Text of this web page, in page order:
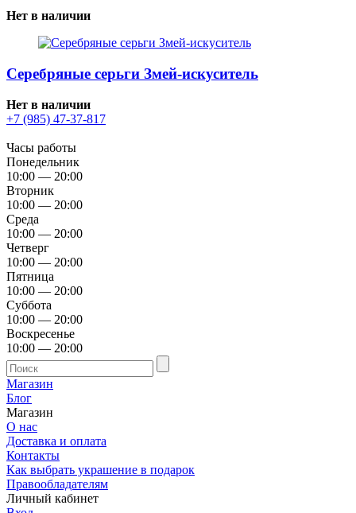
Нет в наличии
Серебряные серьги Змей-искуситель
Нет в наличии
+7 (985) 47-37-817
Часы работы
Понедельник
10:00 — 20:00
Вторник
10:00 — 20:00
Среда
10:00 — 20:00
Четверг
10:00 — 20:00
Пятница
10:00 — 20:00
Суббота
10:00 — 20:00
Воскресенье
10:00 — 20:00
Магазин
Блог
Магазин
О нас
Доставка и оплата
Контакты
Как выбрать украшение в подарок
Правообладателям
Личный кабинет